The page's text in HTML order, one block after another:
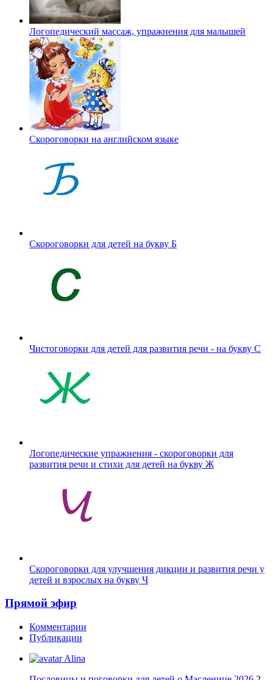
Логопедический массаж, упражнения для малышей
Скороговорки на английском языке
Скороговорки для детей на букву Б
Чистоговорки для детей для развития речи - на букву С
Логопедические упражнения - скороговорки для
развития речи и стихи для детей на букву Ж
Скороговорки для улучшения дикции и развития речи у
детей и взрослых на букву Ч
Прямой эфир
Комментарии
Публикации
Alina